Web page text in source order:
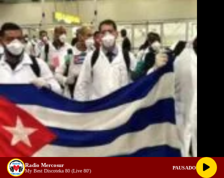
Radio Mercosur
My Best Discoteka 80 (Live 80')
PAUSADO